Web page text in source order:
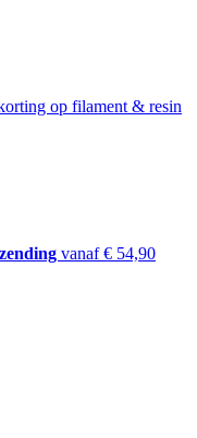
op filament & resin
vanaf € 54,90